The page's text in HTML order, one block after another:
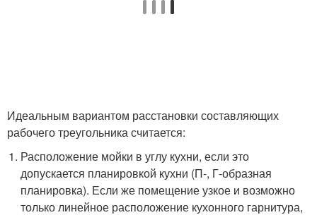
Идеальным вариантом расстановки составляющих
рабочего треугольника считается:
Расположение мойки в углу кухни, если это
допускается планировкой кухни (П-, Г-образная
планировка). Если же помещение узкое и возможно
только линейное расположение кухонного гарнитура,